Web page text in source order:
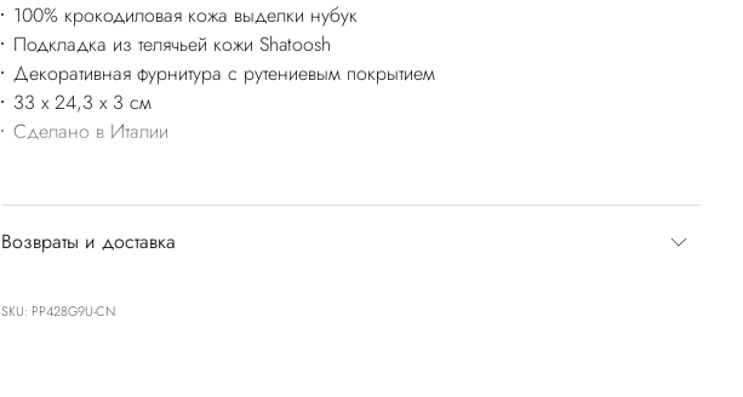
100% крокодиловая кожа выделки нубук
Подкладка из телячьей кожи Shatoosh
Декоративная фурнитура с рутениевым покрытием
33 x 24,3 x 3 см
Сделано в Италии
Возвраты и доставка
SKU: PP428G9U-CN